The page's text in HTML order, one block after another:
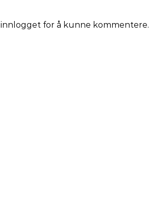
innlogget for å kunne kommentere.